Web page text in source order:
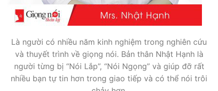
Là người có nhiều năm kinh nghiệm trong nghiên cứu
và thuyết trình về giọng nói. Bản thân Nhật Hạnh là
người từng bị “Nói Lắp”, “Nói Ngọng” và giúp đỡ rất
nhiều bạn tự tin hơn trong giao tiếp và có thể nói trôi